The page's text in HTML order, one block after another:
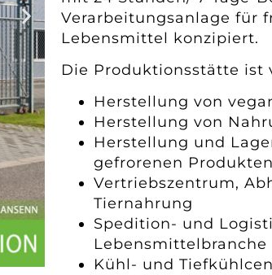
Verarbeitungsanlage für
Lebensmittel konzipiert.
Die Produktionsstätte ist
Herstellung von
Herstellung von
Herstellung und
gefrorenen Produkten
Vertriebszentrum,
Tiernahrung
Spedition- und
Lebensmittelbranche
Kühl- und